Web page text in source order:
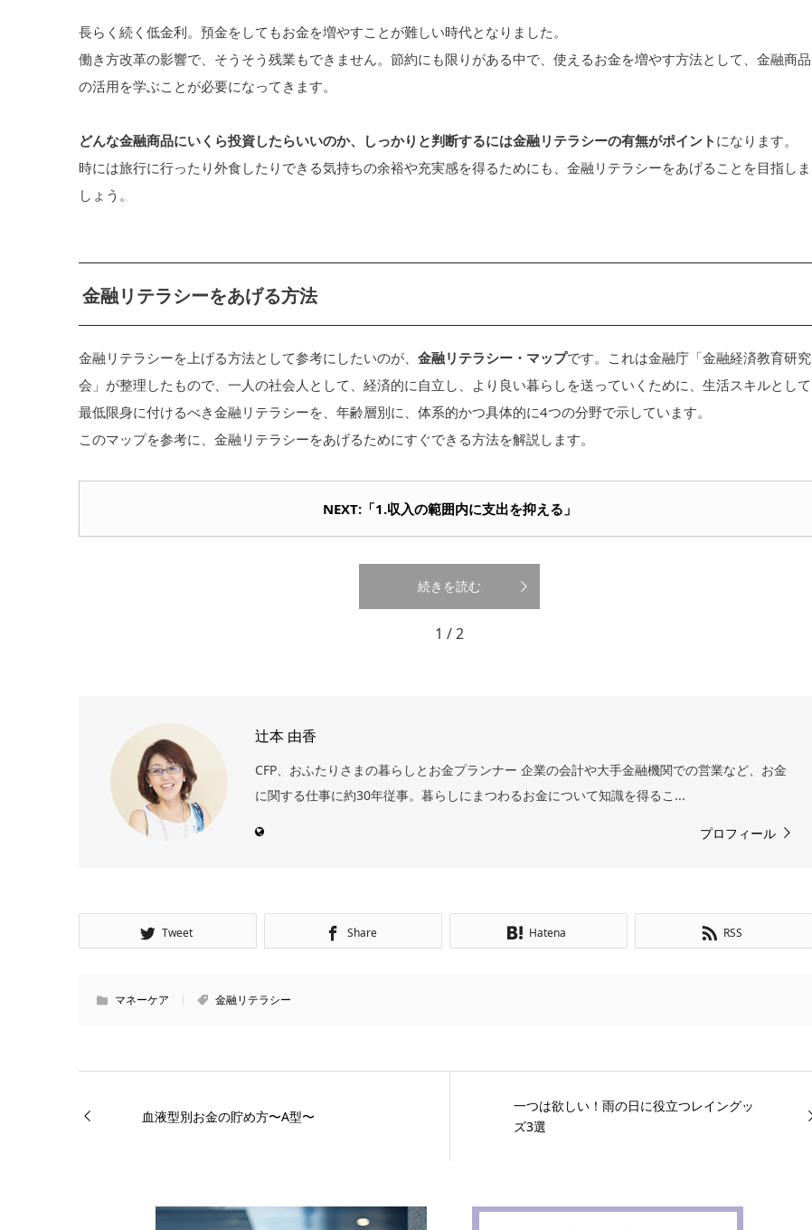
長らく続く低金利。預金をしてもお金を増やすことが難しい時代となりました。
働き方改革の影響で、そうそう残業もできません。節約にも限りがある中で、使えるお金を増やす方法として、金融商品
の活用を学ぶことが必要になってきます。
どんな金融商品にいくら投資したらいいのか、しっかりと判断するには金融リテラシーの有無がポイント になります。
時には旅行に行ったり外食したりできる気持ちの余裕や充実感を得るためにも、金融リテラシーをあげることを目指しま
しょう。
金融リテラシーをあげる方法
金融リテラシーを上げる方法として参考にしたいのが、 金融リテラシー・マップです。これは金融庁「金融経済教育研究
会」が整理したもので、一人の社会人として、経済的に自立し、より良い暮らしを送っていくために、生活スキルとして
最低限身に付けるべき金融リテラシーを、年齢層別に、体系的かつ具体的に4つの分野で示しています。
このマップを参考に、金融リテラシーをあげるためにすぐできる方法を解説します。
NEXT:「1.収入の範囲内に支出を抑える」
続きを読む
1 / 2
辻本 由香
CFP、おふたりさまの暮らしとお金プランナー 企業の会計や大手金融機関での営業など、お金
に関する仕事に約30年従事。暮らしにまつわるお金について知識を得るこ...
プロフィール
Tweet Share Hatena RSS
マネーケア 金融リテラシー
血液型別お金の貯め方〜A型〜
一つは欲しい！雨の日に役立つレイングッ
ズ3選